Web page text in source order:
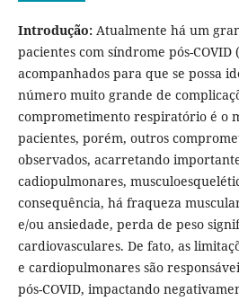
Introdução: Atualmente há um
pacientes com síndrome pós-COVID
acompanhados para que se possa
número muito grande de
comprometimento respiratório é o
pacientes, porém, outros
observados, acarretando
cadiopulmonares,
consequência, há fraqueza
e/ou ansiedade, perda de peso
cardiovasculares. De fato, as
e cardiopulmonares são
pós-COVID, impactando